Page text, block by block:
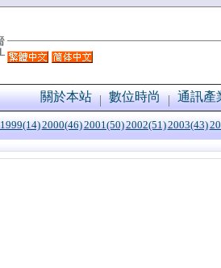
關於本站 數位時尚 通訊產
1999(14)2000(46)2001(50)2002(51)2003(43)